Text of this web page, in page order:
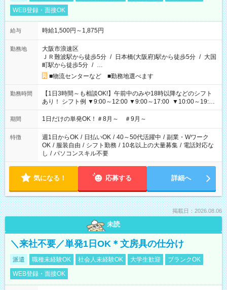
WEB登録・面接OK
給与 時給1,500円～1,875円
勤務地
大阪市浪速区
ＪＲ難波駅から徒歩5分 / 日本橋(大阪府)駅から徒歩5分 / 大国
町駅から徒歩5分 / …
■物流センターなど ■勤務地選べます
勤務時間
【1日3時間～も相談OK!】午前中のみや18時以降などのシフト
あり！ シフト例 ▼9:00～12:00 ▼9:00～17:00 ▼10:00～19:00
▼18:00～21:00
期間 1日だけの単発OK！＃8月～ ＃9月～
特徴 週1日からOK / 日払いOK / 40～50代活躍中 / 副業・Wワーク
OK / 服装自由 / シフト勤務 / 10名以上の大量募集 / 電話対応な
し / パソコンスキル不要
気になる！ 応募する 詳細へ
掲載日：2026.08.06
未読
＼来社不要／単発1日OK＊文房具の仕分け
派遣 職種未経験OK 社会人未経験OK 大学生歓迎
ブランクOK
WEB登録・面接OK